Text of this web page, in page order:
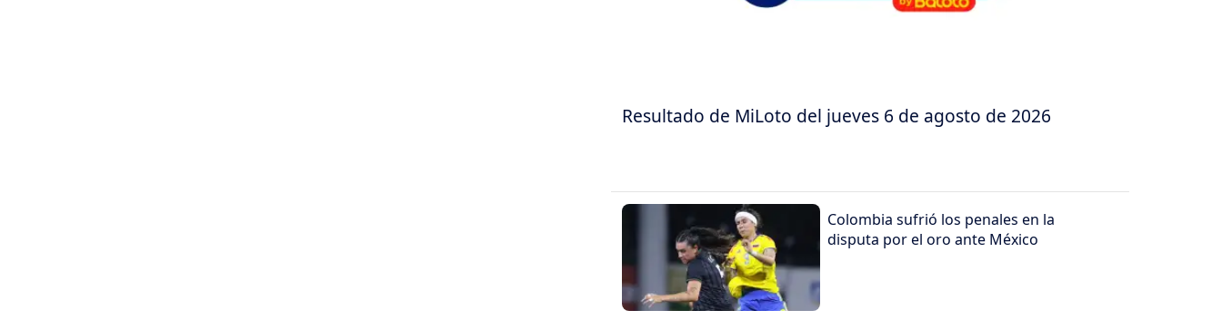
Resultado de MiLoto del jueves 6 de agosto de 2026
Colombia sufrió los penales en la
disputa por el oro ante México